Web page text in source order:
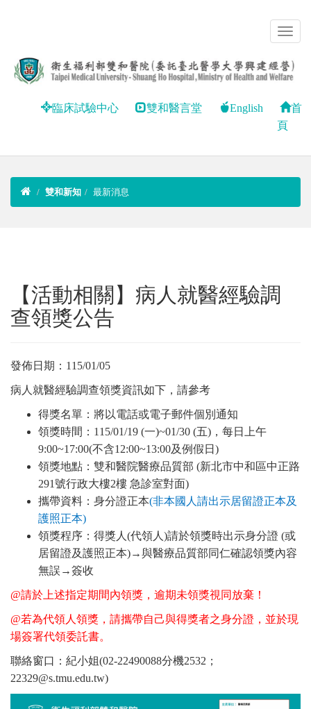
臨床試驗中心 雙和醫言堂 English
首
頁
雙和新知 最新消息
【活動相關】病人就醫經驗調
查領獎公告
發佈日期： 115/01/05
病人就醫經驗調查領獎資訊如下，請參考
得獎名單：將以電話或電子郵件個別通知
領獎時間：115/01/19 (一)~01/30 (五)，每日上午
9:00~17:00(不含12:00~13:00及例假日)
領獎地點：雙和醫院醫療品質部 (新北市中和區中正路
291號行政大樓2樓 急診室對面)
攜帶資料：身分證正本(非本國人請出示居留證正本及
護照正本)
領獎程序：得獎人(代領人)請於領獎時出示身分證 (或
居留證及護照正本)→與醫療品質部同仁確認領獎內容
無誤→簽收
@請於上述指定期間內領獎，逾期未領獎視同放棄！
@若為代領人領獎，請攜帶自己與得獎者之身分證，並於現
場簽署代領委託書。
聯絡窗口：紀小姐(02-22490088分機2532；
22329@s.tmu.edu.tw)